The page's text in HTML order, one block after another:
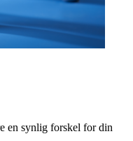
en synlig forskel for din